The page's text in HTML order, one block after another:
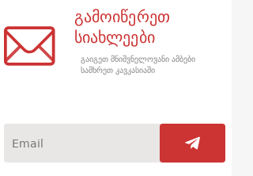
გამოიწერეთ
სიახლეები
გაიგეთ მნიშვნელოვანი ამბები
სამხრეთ კავკასიაში